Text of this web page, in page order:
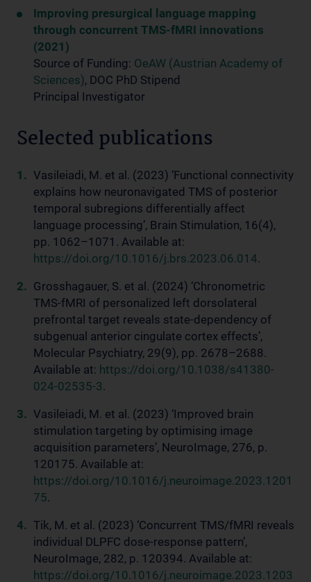
Improving presurgical language mapping
through concurrent TMS-fMRI innovations
(2021)
Source of Funding: OeAW (Austrian Academy of
Sciences), DOC PhD Stipend
Principal Investigator
Selected publications
Vasileiadi, M. et al. (2023) ‘Functional connectivity
explains how neuronavigated TMS of posterior
temporal subregions differentially affect
language processing’, Brain Stimulation, 16(4),
pp. 1062–1071. Available at:
https://doi.org/10.1016/j.brs.2023.06.014.
Grosshagauer, S. et al. (2024) ‘Chronometric
TMS-fMRI of personalized left dorsolateral
prefrontal target reveals state-dependency of
subgenual anterior cingulate cortex effects’,
Molecular Psychiatry, 29(9), pp. 2678–2688.
Available at: https://doi.org/10.1038/s41380-
024-02535-3.
Vasileiadi, M. et al. (2023) ‘Improved brain
stimulation targeting by optimising image
acquisition parameters’, NeuroImage, 276, p.
120175. Available at:
https://doi.org/10.1016/j.neuroimage.2023.1201
75.
Tik, M. et al. (2023) ‘Concurrent TMS/fMRI reveals
individual DLPFC dose-response pattern’,
NeuroImage, 282, p. 120394. Available at:
https://doi.org/10.1016/j.neuroimage.2023.1203